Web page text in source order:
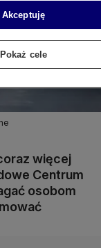
więcej
Centrum
osobom
Akceptuję
Pokaż cele